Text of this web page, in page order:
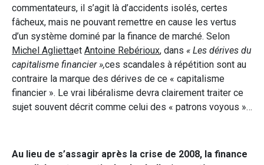
commentateurs, il s’agit là d’accidents isolés, certes
fâcheux, mais ne pouvant remettre en cause les vertus
d’un système dominé par la finance de marché. Selon
Michel Agliettaet Antoine Rebérioux, dans « Les dérives du
capitalisme financier »,ces scandales à répétition sont au
contraire la marque des dérives de ce « capitalisme
financier ». Le vrai libéralisme devra clairement traiter ce
sujet souvent décrit comme celui des « patrons voyous »…
Au lieu de s’assagir après la crise de 2008, la finance